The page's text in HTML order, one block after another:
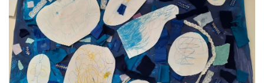
NOVINKY ZE ŠKOLSTVÍ 2025
ROČNÍ PLÁN - INSPIRACE /DLE NOVÉHO RVP PV 2025